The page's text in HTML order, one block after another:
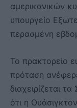
αμερικανικών
υπουργείο
περασμένη
Το πρακτορείο
πρόταση
διαχειρίζεται
ότι η